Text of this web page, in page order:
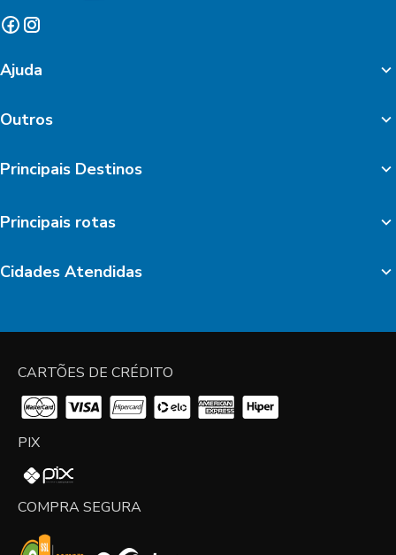
Ajuda
Outros
Principais Destinos
Principais rotas
Cidades Atendidas
CARTÕES DE CRÉDITO
PIX
COMPRA SEGURA